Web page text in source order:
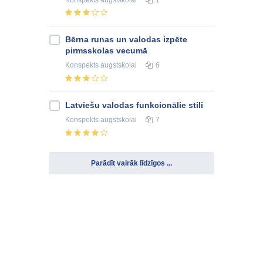
Bērna runas un valodas izpēte
pirmsskolas vecumā
Konspekts augstskolai 6
Latviešu valodas funkcionālie stili
Konspekts augstskolai 7
Parādīt vairāk līdzīgos ...